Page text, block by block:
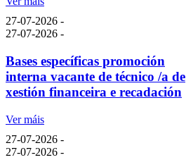
27-07-2026 -
27-07-2026 -
Bases específicas promoción
interna vacante de técnico /a de
xestión financeira e recadación
Ver máis
27-07-2026 -
27-07-2026 -